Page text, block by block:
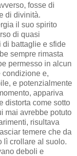
fosse di
di divinità.
il suo spirito
di quasi
di battaglie e sfide
sempre rimasta
permesso in alcun
condizione e,
e potenzialmente
appariva
distorta come sotto
mai avrebbe potuto
risultava
temere che da
lì crollare al suolo.
deboli e